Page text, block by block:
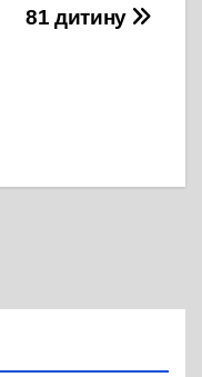
81 дитину